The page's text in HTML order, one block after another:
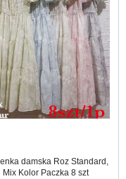
damska Roz Standard,
Mix Kolor Paczka 8 szt